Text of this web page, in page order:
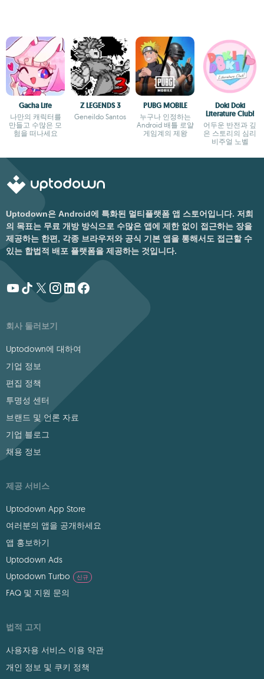
Gacha Life
나만의 캐릭터를
만들고 수많은 모
험을 떠나세요
Z LEGENDS 3
Geneildo Santos
PUBG MOBILE
누구나 인정하는
Android 배틀 로얄
게임계의 제왕
Doki Doki
Literature Club!
어두운 반전과 깊
은 스토리의 심리
비주얼 노벨
Uptodown은 Android에 특화된 멀티플랫폼 앱 스토어입니다. 저희
의 목표는 무료 개방 방식으로 수많은 앱에 제한 없이 접근하는 장을
제공하는 한편, 각종 브라우저와 공식 기본 앱을 통해서도 접근할 수
있는 합법적 배포 플랫폼을 제공하는 것입니다.
회사 둘러보기
Uptodown에 대하여
기업 정보
편집 정책
투명성 센터
브랜드 및 언론 자료
기업 블로그
채용 정보
제공 서비스
Uptodown App Store
여러분의 앱을 공개하세요
앱 홍보하기
Uptodown Ads
Uptodown Turbo
신규
FAQ 및 지원 문의
법적 고지
사용자용 서비스 이용 약관
개인 정보 및 쿠키 정책